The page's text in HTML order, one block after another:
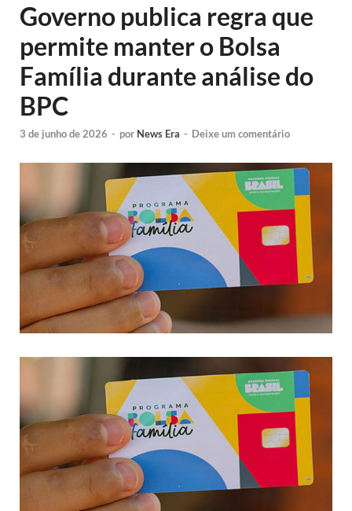
Governo publica regra que
permite manter o Bolsa
Família durante análise do
BPC
3 de junho de 2026 - por News Era - Deixe um comentário